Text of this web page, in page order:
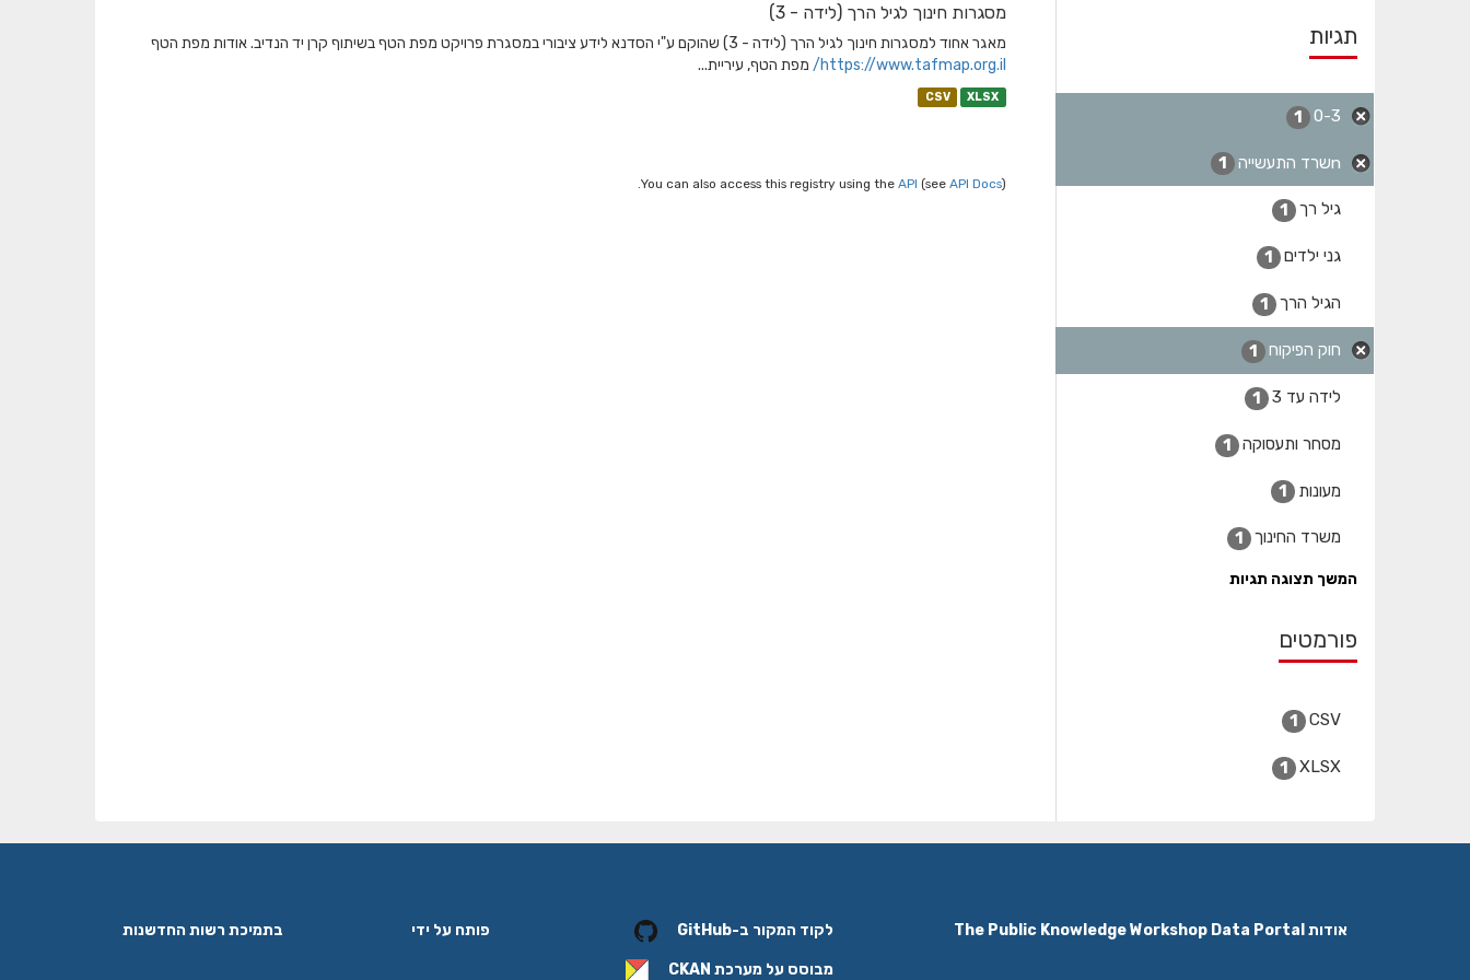
תגיות
0-3
1
nשרד התעשייה 1
גיל רך 1
גני ילדים 1
הגיל הרך 1
חוק הפיקוח 1
לידה עד 3 1
מסחר ותעסוקה 1
מעונות 1
משרד החינוך 1
המשך תצוגה תגיות
פורמטים
CSV
1
XLSX
1
מסגרות חינוך לגיל הרך (לידה - 3)
מאגר אחוד למסגרות חינוך לגיל הרך (לידה - 3) שהוקם ע"י הסדנא לידע ציבורי במסגרת פרויקט מפת הטף בשיתוף קרן יד הנדיב. אודות מפת הטף
https://www.tafmap.org.il/
מפת הטף, עיריית...
CSV XLSX
You can also access this registry using the API (see API Docs).
אודות The Public Knowledge Workshop Data Portal לקוד המקור ב-GitHub
מבוסס על מערכת CKAN
פותח על ידי בתמיכת רשות החדשנות